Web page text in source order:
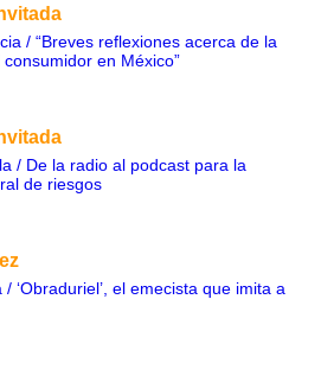
/ “Breves reflexiones acerca de la
en México”
/ De la radio al podcast para la
de riesgos
‘Obraduriel’, el emecista que imita a